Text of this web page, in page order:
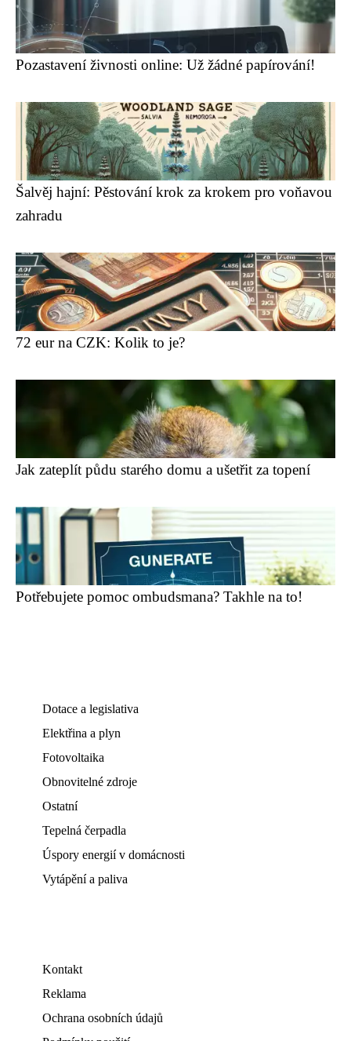
Pozastavení živnosti online: Už žádné papírování!
Šalvěj hajní: Pěstování krok za krokem pro voňavou
zahradu
72 eur na CZK: Kolik to je?
Jak zateplít půdu starého domu a ušetřit za topení
Potřebujete pomoc ombudsmana? Takhle na to!
Dotace a legislativa
Elektřina a plyn
Fotovoltaika
Obnovitelné zdroje
Ostatní
Tepelná čerpadla
Úspory energií v domácnosti
Vytápění a paliva
Kontakt
Reklama
Ochrana osobních údajů